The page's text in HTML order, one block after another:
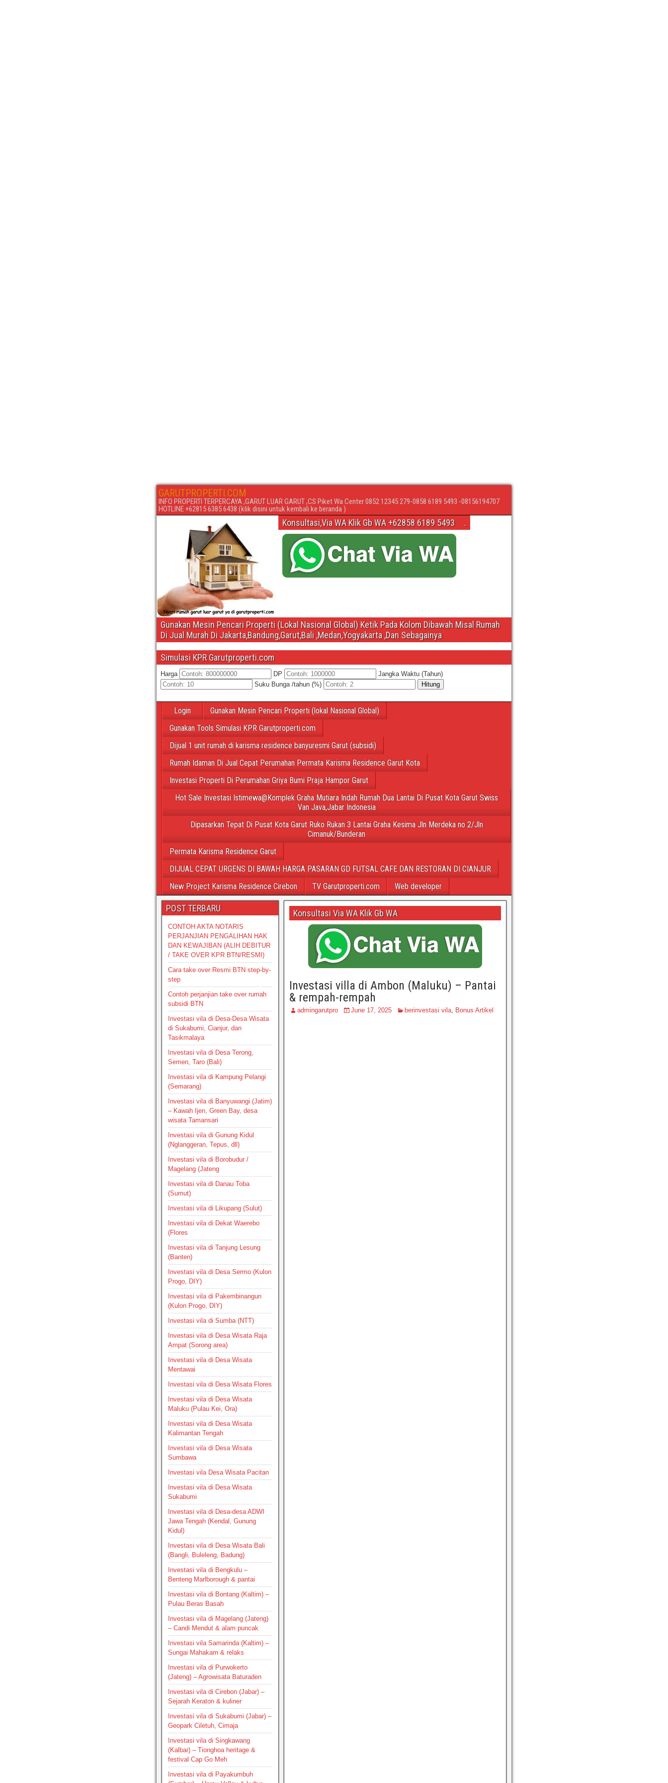
GARUTPROPERTI.COM
INFO PROPERTI TERPERCAYA ,GARUT LUAR GARUT ,CS Piket Wa Center 0852 12345 279-0858 6189 5493 -08156194707
HOTLINE +62815 6385 6438 (klik disini untuk kembali ke beranda )
Konsultasi,Via WA Klik Gb WA +62858 6189 5493 .
Gunakan Mesin Pencari Properti (Lokal Nasional Global) Ketik Pada Kolom Dibawah Misal Rumah
Di Jual Murah Di Jakarta,Bandung,Garut,Bali ,Medan,Yogyakarta ,Dan Sebagainya
Simulasi KPR Garutproperti.com
Harga DP
Jangka Waktu (Tahun)
Suku Bunga /tahun (%)
Hitung
Login
Gunakan Mesin Pencari Properti (lokal Nasional Global)
Gunakan Tools Simulasi KPR Garutproperti.com
Dijual 1 unit rumah di karisma residence banyuresmi Garut (subsidi)
Rumah Idaman Di Jual Cepat Perumahan Permata Karisma Residence Garut Kota
Investasi Properti Di Perumahan Griya Bumi Praja Hampor Garut
Hot Sale Investasi Istimewa@Komplek Graha Mutiara Indah Rumah Dua Lantai Di Pusat Kota Garut Swiss
Van Java,Jabar Indonesia
Dipasarkan Tepat Di Pusat Kota Garut Ruko Rukan 3 Lantai Graha Kesima Jln Merdeka no 2/Jln
Cimanuk/Bunderan
Permata Karisma Residence Garut
DIJUAL CEPAT URGENS DI BAWAH HARGA PASARAN GD FUTSAL CAFE DAN RESTORAN DI CIANJUR
New Project Karisma Residence Cirebon
TV Garutproperti.com Web developer
Konsultasi Via WA Klik Gb WA
Investasi villa di Ambon (Maluku) – Pantai
& rempah-rempah
admingarutpro June 17, 2025 berinvestasi vila, Bonus Artikel
POST TERBARU
CONTOH AKTA NOTARIS
PERJANJIAN PENGALIHAN HAK
DAN KEWAJIBAN (ALIH DEBITUR
/ TAKE OVER KPR BTN/RESMI)
Cara take over Resmi BTN step-by-
step
Contoh perjanjian take over rumah
subsidi BTN
Investasi vila di Desa-Desa Wisata
di Sukabumi, Cianjur, dan
Tasikmalaya
Investasi vila di Desa Terong,
Semen, Taro (Bali)
Investasi vila di Kampung Pelangi
(Semarang)
Investasi vila di Banyuwangi (Jatim)
– Kawah Ijen, Green Bay, desa
wisata Tamansari
Investasi vila di Gunung Kidul
(Nglanggeran, Tepus, dll)
Investasi vila di Borobudur /
Magelang (Jateng
Investasi vila di Danau Toba
(Sumut)
Investasi vila di Likupang (Sulut)
Investasi vila di Dekat Waerebo
(Flores
Investasi vila di Tanjung Lesung
(Banten)
Investasi vila di Desa Sermo (Kulon
Progo, DIY)
Investasi vila di Pakembinangun
(Kulon Progo, DIY)
Investasi vila di Sumba (NTT)
Investasi vila di Desa Wisata Raja
Ampat (Sorong area)
Investasi vila di Desa Wisata
Mentawai
Investasi vila di Desa Wisata Flores
Investasi vila di Desa Wisata
Maluku (Pulau Kei, Ora)
Investasi vila di Desa Wisata
Kalimantan Tengah
Investasi vila di Desa Wisata
Sumbawa
Investasi vila Desa Wisata Pacitan
Investasi vila di Desa Wisata
Sukabumi
Investasi vila di Desa-desa ADWI
Jawa Tengah (Kendal, Gunung
Kidul)
Investasi vila di Desa Wisata Bali
(Bangli, Buleleng, Badung)
Investasi vila di Bengkulu –
Benteng Marlborough & pantai
Investasi vila di Bontang (Kaltim) –
Pulau Beras Basah
Investasi vila di Magelang (Jateng)
– Candi Mendut & alam puncak
Investasi vila Samarinda (Kaltim) –
Sungai Mahakam & relaks
Investasi vila di Purwokerto
(Jateng) – Agrowisata Baturaden
Investasi vila di Cirebon (Jabar) –
Sejarah Keraton & kuliner
Investasi vila di Sukabumi (Jabar) –
Geopark Ciletuh, Cimaja
Investasi vila di Singkawang
(Kalbar) – Tionghoa heritage &
festival Cap Go Meh
Investasi vila di Payakumbuh